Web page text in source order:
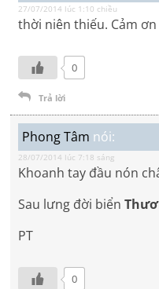
27/07/2014 lúc 1:10 chiều
thời niên thiếu. Cảm
0
Trả lời
Phong Tâm nói:
28/07/2014 lúc 7:18 sáng
Khoanh tay đầu nón
Sau lưng đời biển
PT
0